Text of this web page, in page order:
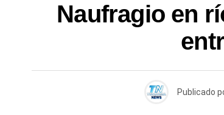
Naufragio en
Publicado